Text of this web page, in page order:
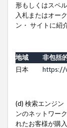
形もしくはスペ
入札またはオー
ン・ サイトに紹
地域
非包括
日本
https://
(d) 検索エンジン
ンのネットワー
れたお客様が購入